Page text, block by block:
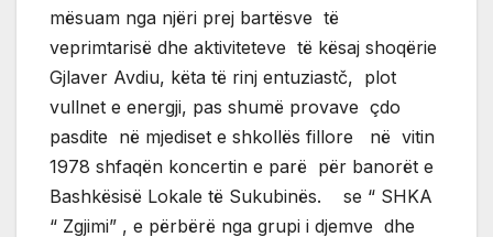
mësuam nga njëri prej bartësve të
veprimtarisë dhe aktiviteteve të kësaj shoqërie
Gjlaver Avdiu, këta të rinj entuziastč, plot
vullnet e energji, pas shumë provave çdo
pasdite në mjediset e shkollës fillore në vitin
1978 shfaqën koncertin e parë për banorët e
Bashkësisë Lokale të Sukubinës. se “ SHKA
“ Zgjimi” , e përbërë nga grupi i djemve dhe